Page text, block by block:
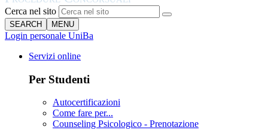
Cerca nel sito
SEARCH MENU
Login personale UniBa
Servizi online
Per Studenti
Autocertificazioni
Come fare per...
Counseling Psicologico - Prenotazione